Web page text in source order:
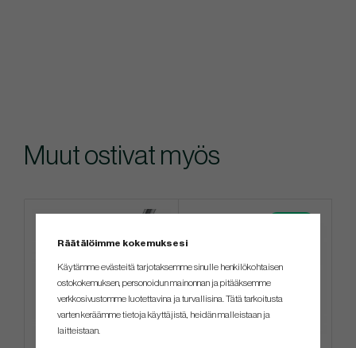
Muut ostivat myös
Räätälöimme kokemuksesi
Käytämme evästeitä tarjotaksemme sinulle henkilökohtaisen
ostokokemuksen, personoidun mainonnan ja pitääksemme
verkkosivustomme luotettavina ja turvallisina. Tätä tarkoitusta
varten keräämme tietoja käyttäjistä, heidän malleistaan ​​ja
laitteistaan.